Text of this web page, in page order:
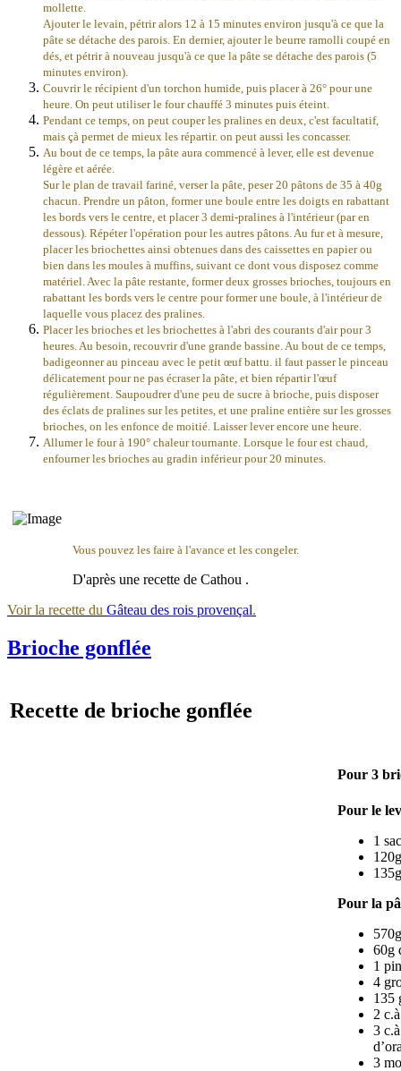
mollette.
Ajouter le levain, pétrir alors 12 à 15 minutes environ jusqu'à ce que la
pâte se détache des parois. En dernier, ajouter le beurre ramolli coupé en
dés, et pétrir à nouveau jusqu'à ce que la pâte se détache des parois (5
minutes environ).
Couvrir le récipient d'un torchon humide, puis placer à 26° pour une
heure. On peut utiliser le four chauffé 3 minutes puis éteint.
Pendant ce temps, on peut couper les pralines en deux, c'est facultatif,
mais çà permet de mieux les répartir. on peut aussi les concasser.
Au bout de ce temps, la pâte aura commencé à lever, elle est devenue
légère et aérée.
Sur le plan de travail fariné, verser la pâte, peser 20 pâtons de 35 à 40g
chacun. Prendre un pâton, former une boule entre les doigts en rabattant
les bords vers le centre, et placer 3 demi-pralines à l'intérieur (par en
dessous). Répéter l'opération pour les autres pâtons. Au fur et à mesure,
placer les briochettes ainsi obtenues dans des caissettes en papier ou
bien dans les moules à muffins, suivant ce dont vous disposez comme
matériel. Avec la pâte restante, former deux grosses brioches, toujours en
rabattant les bords vers le centre pour former une boule, à l'intérieur de
laquelle vous placez des pralines.
Placer les brioches et les briochettes à l'abri des courants d'air pour 3
heures. Au besoin, recouvrir d'une grande bassine. Au bout de ce temps,
badigeonner au pinceau avec le petit œuf battu. il faut passer le pinceau
délicatement pour ne pas écraser la pâte, et bien répartir l'œuf
régulièrement. Saupoudrer d'une peu de sucre à brioche, puis disposer
des éclats de pralines sur les petites, et une praline entière sur les grosses
brioches, on les enfonce de moitié. Laisser lever encore une heure.
Allumer le four à 190° chaleur tournante. Lorsque le four est chaud,
enfourner les brioches au gradin inférieurpour 20 minutes.
Vous pouvez les faire à l'avance et les congeler.
D'après une recette de Cathou .
Voir la recette du Gâteau des rois provençal.
Brioche gonflée
Recette de brioche gonflée
Pour 3
Pour le
1
Pour la
60g
1
4
135
2
3
3